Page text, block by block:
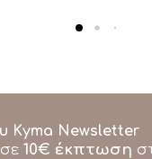
Kyma Newsletter
10€ έκπτωση